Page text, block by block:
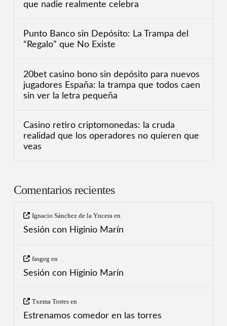
que nadie realmente celebra
Punto Banco sin Depósito: La Trampa del
“Regalo” que No Existe
20bet casino bono sin depósito para nuevos
jugadores España: la trampa que todos caen
sin ver la letra pequeña
Casino retiro criptomonedas: la cruda
realidad que los operadores no quieren que
veas
Comentarios recientes
Ignacio Sánchez de la Ynceraen
Sesión con Higinio Marín
fasgeg en
Sesión con Higinio Marín
Txema Torresen
Estrenamos comedor en las torres